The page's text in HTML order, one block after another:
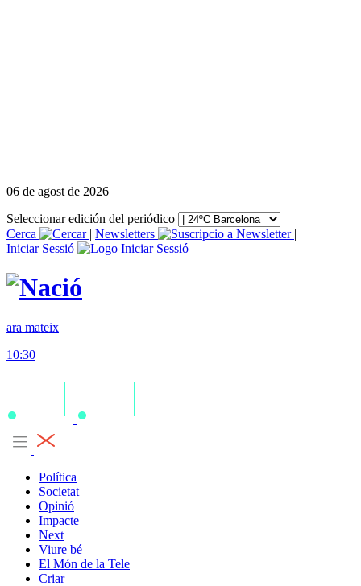
06 de agost de 2026
Seleccionar edición del periódico
Cerca
| Newsletters
|
Iniciar Sessió
ara mateix
10:30
Política
Societat
Opinió
Impacte
Next
Viure bé
El Món de la Tele
Criar